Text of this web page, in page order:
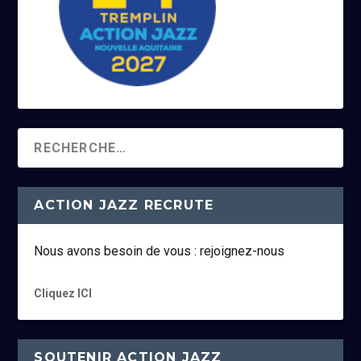
ACTION JAZZ RECRUTE
Nous avons besoin de vous : rejoignez-nous
Cliquez ICI
SOUTENIR ACTION JAZZ